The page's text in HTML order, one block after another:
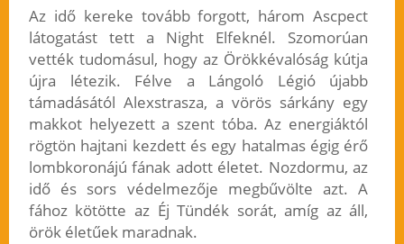
Az idő kereke tovább forgott, három Ascpect
látogatást tett a Night Elfeknél. Szomorúan
vették tudomásul, hogy az Örökkévalóság kútja
újra létezik. Félve a Lángoló Légió újabb
támadásától Alexstrasza, a vörös sárkány egy
makkot helyezett a szent tóba. Az energiáktól
rögtön hajtani kezdett és egy hatalmas égig érő
lombkoronájú fának adott életet. Nozdormu, az
idő és sors védelmezője megbűvölte azt. A
fához kötötte az Éj Tündék sorát, amíg az áll,
örök életűek maradnak.